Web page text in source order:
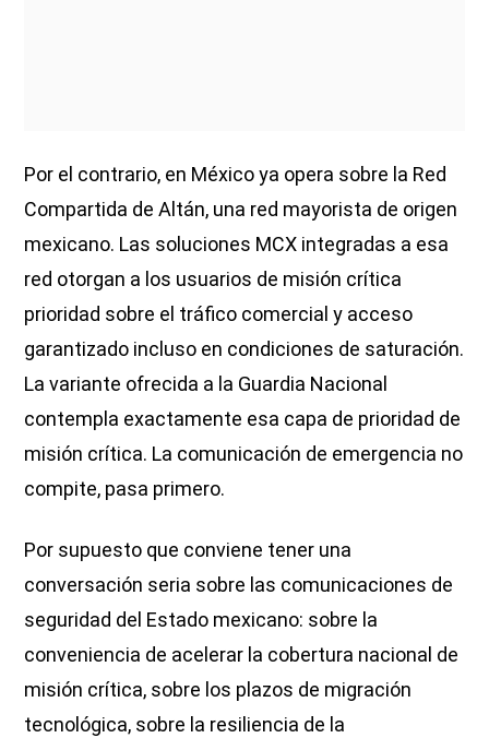
Por el contrario, en México ya opera sobre la Red
Compartida de Altán, una red mayorista de origen
mexicano. Las soluciones MCX integradas a esa
red otorgan a los usuarios de misión crítica
prioridad sobre el tráfico comercial y acceso
garantizado incluso en condiciones de saturación.
La variante ofrecida a la Guardia Nacional
contempla exactamente esa capa de prioridad de
misión crítica. La comunicación de emergencia no
compite, pasa primero.
Por supuesto que conviene tener una
conversación seria sobre las comunicaciones de
seguridad del Estado mexicano: sobre la
conveniencia de acelerar la cobertura nacional de
misión crítica, sobre los plazos de migración
tecnológica, sobre la resiliencia de la